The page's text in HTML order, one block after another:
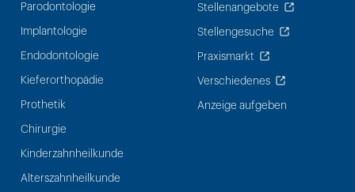
Parodontologie
Implantologie
Endodontologie
Kieferorthopädie
Prothetik
Chirurgie
Kinderzahnheilkunde
Alterszahnheilkunde
Stellenangebote
Stellengesuche
Praxismarkt
Verschiedenes
Anzeige aufgeben